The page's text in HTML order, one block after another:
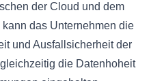
der Cloud und dem
kann das Unternehmen die
und Ausfallsicherheit der
die Datenhoheit